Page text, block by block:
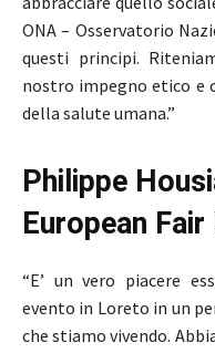
ONA – Osservatorio
questi principi.
nostro impegno etico e
della salute umana.”
Philippe
European
“E’ un vero piacere
evento in Loreto in un
che stiamo vivendo.